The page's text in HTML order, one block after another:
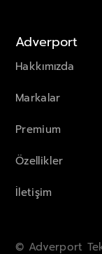
Adverport
Hakkımızda
Markalar
Premium
Özellikler
İletişim
© Adverport